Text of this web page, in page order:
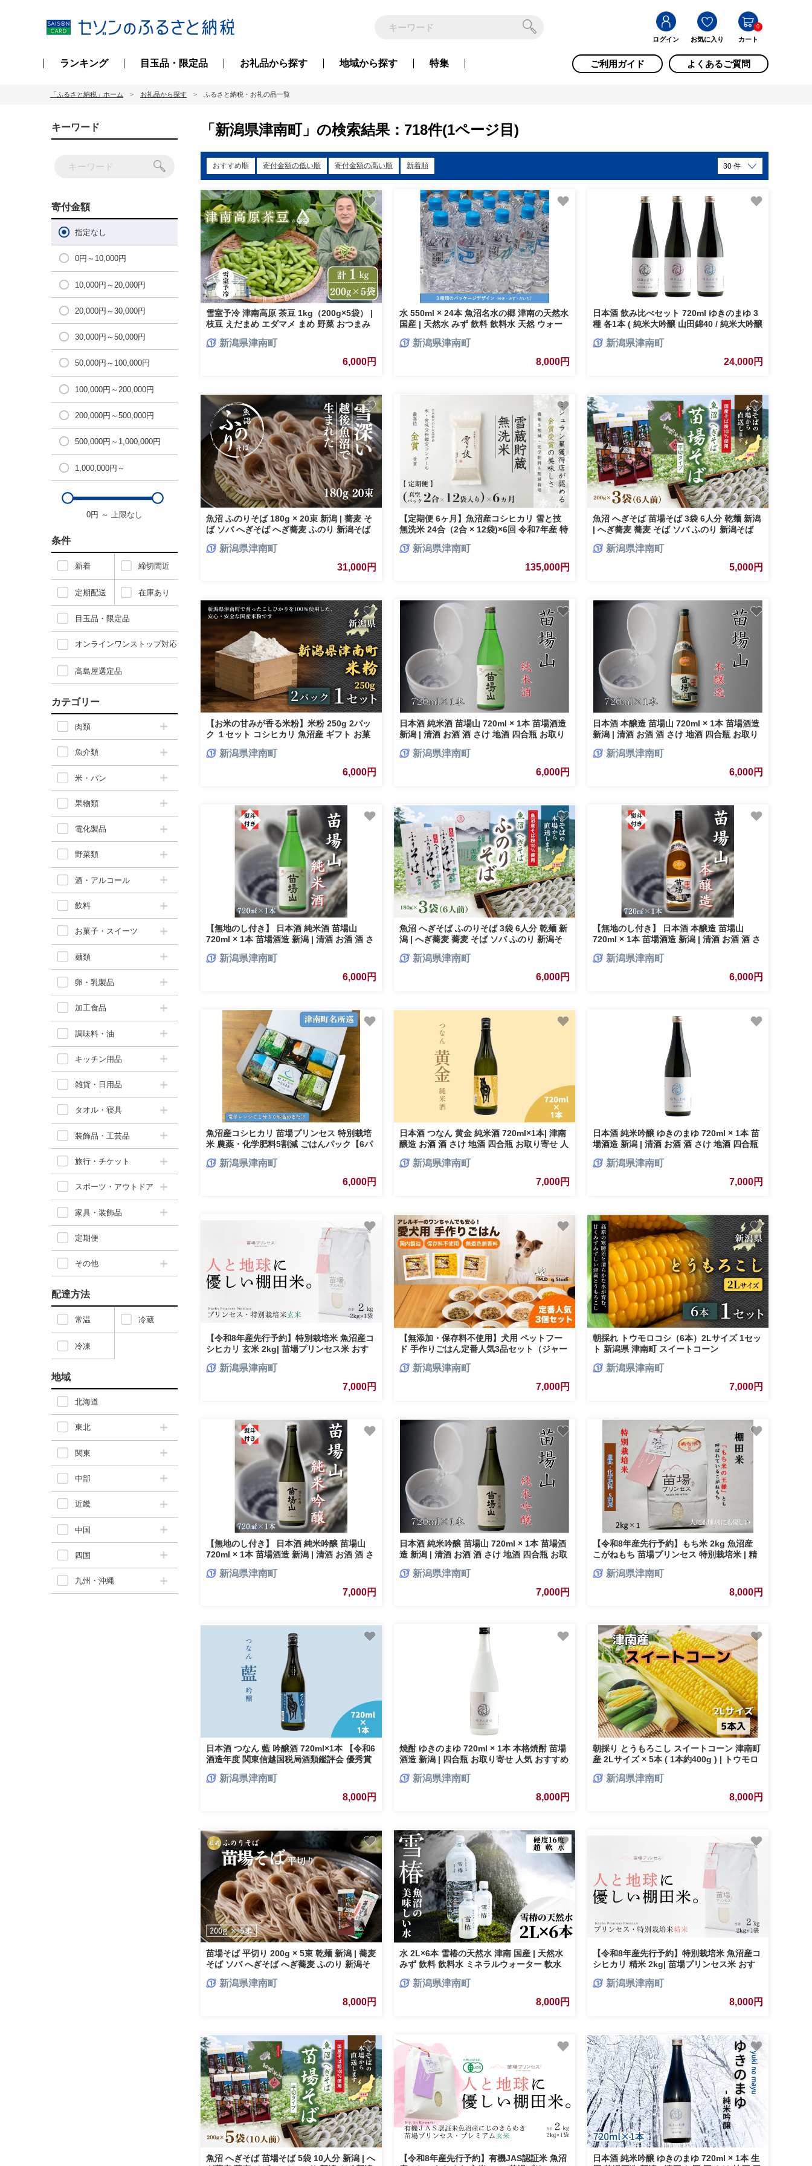
ログイン お気に入り カート
0
ランキング 目玉品・限定品 お礼品から探す 地域から探す 特集 ご利用ガイド よくあるご質問
「ふるさと納税」ホーム お礼品から探す ふるさと納税・お礼の品一覧
キーワード
寄付金額
指定なし
0円～10,000円
10,000円～20,000円
20,000円～30,000円
30,000円～50,000円
50,000円～100,000円
100,000円～200,000円
200,000円～500,000円
500,000円～1,000,000円
1,000,000円～
0円 ～ 上限なし
条件
新着 締切間近
定期配送 在庫あり
目玉品・限定品
オンラインワンストップ対応
髙島屋選定品
カテゴリー
肉類
魚介類
米・パン
果物類
電化製品
野菜類
酒・アルコール
飲料
お菓子・スイーツ
麺類
卵・乳製品
加工食品
調味料・油
キッチン用品
雑貨・日用品
タオル・寝具
装飾品・工芸品
旅行・チケット
スポーツ・アウトドア
家具・装飾品
定期便
その他
配達方法
常温 冷蔵
冷凍
地域
北海道
東北
関東
中部
近畿
中国
四国
九州・沖縄
「新潟県津南町」の検索結果：718件(1ページ目)
おすすめ順 寄付金額の低い順 寄付金額の高い順 新着順
雪室予冷 津南高原 茶豆 1kg（200g×5袋） |
枝豆 えだまめ エダマメ まめ 野菜 おつまみ
産地直送 津南町 有限会社大地
新潟県津南町
6,000円
水 550ml × 24本 魚沼名水の郷 津南の天然水
国産 | 天然水 みず 飲料 飲料水 天然 ウォー
ウトドア キャンプ 新潟県 津南町
新潟県津南町
8,000円
日本酒 飲み比べセット 720ml ゆきのまゆ 3
種 各1本 ( 純米大吟醸 山田錦40 / 純米大吟醸
合瓶 新潟県 津南町
新潟県津南町
24,000円
魚沼 ふのりそば 180g × 20束 新潟 | 蕎麦 そ
ば ソバ へぎそば へぎ蕎麦 ふのり 新潟そば
贈り物 おすすめ 父の日 新潟県 津南町
新潟県津南町
31,000円
【定期便 6ヶ月】魚沼産コシヒカリ 雪と技
無洗米 24合（2合 × 12袋)×6回 令和7年産 特
分け 米 お米 新潟 魚沼 魚沼産こしひかり コ
メ おこめ 白米 精米 定期 新潟県 津南町 藤ノ
新潟県津南町
135,000円
魚沼 へぎそば 苗場そば 3袋 6人分 乾麺 新潟
| へぎ蕎麦 蕎麦 そば ソバ ふのり 新潟そば
贈り物 おすすめ 父の日 新潟県 津南町
新潟県津南町
5,000円
【お米の甘みが香る米粉】米粉 250g 2パッ
ク １セット コシヒカリ 魚沼産 ギフト お菓
新潟県津南町
6,000円
日本酒 純米酒 苗場山 720ml × 1本 苗場酒造
新潟 | 清酒 お酒 酒 さけ 地酒 四合瓶 お取り
レゼント ギフト 父の日 新潟県 津南町
新潟県津南町
6,000円
日本酒 本醸造 苗場山 720ml × 1本 苗場酒造
新潟 | 清酒 お酒 酒 さけ 地酒 四合瓶 お取り
レゼント ギフト 父の日 新潟県 津南町
新潟県津南町
6,000円
【無地のし付き】 日本酒 純米酒 苗場山
720ml × 1本 苗場酒造 新潟 | 清酒 お酒 酒 さ
レゼント ギフト 父の日 新潟県 津南町
新潟県津南町
6,000円
魚沼 へぎそば ふのりそば 3袋 6人分 乾麺 新
潟 | へぎ蕎麦 蕎麦 そば ソバ ふのり 新潟そ
贈答 贈り物 おすすめ 父の日 新潟県 津南町
新潟県津南町
6,000円
【無地のし付き】 日本酒 本醸造 苗場山
720ml × 1本 苗場酒造 新潟 | 清酒 お酒 酒 さ
レゼント ギフト 父の日 新潟県 津南町
新潟県津南町
6,000円
魚沼産コシヒカリ 苗場プリンセス 特別栽培
米 農薬・化学肥料5割減 ごはんパック【6パ
新潟県津南町
6,000円
日本酒 つなん 黄金 純米酒 720ml×1本| 津南
醸造 お酒 酒 さけ 地酒 四合瓶 お取り寄せ 人
父の日 新潟県 津南町
新潟県津南町
7,000円
日本酒 純米吟醸 ゆきのまゆ 720ml × 1本 苗
場酒造 新潟 | 清酒 お酒 酒 さけ 地酒 四合瓶
ゼント ギフト 父の日 新潟県 津南町
新潟県津南町
7,000円
【令和8年産先行予約】特別栽培米 魚沼産コ
シヒカリ 玄米 2kg| 苗場プリンセス米 おす
新潟県津南町
7,000円
【無添加・保存料不使用】犬用 ペットフー
ド 手作りごはん定番人気3品セット（ジャー
ラダ／豚肉と人参のクリームシチュー）| 無
添加 国産食材使用 愛犬用 ペット ドッグフー
ド 食べ比べ 詰め合わせ 新潟県 津南町
新潟県津南町
7,000円
朝採れ トウモロコシ（6本）2Lサイズ 1セッ
ト 新潟県 津南町 スイートコーン
新潟県津南町
7,000円
【無地のし付き】 日本酒 純米吟醸 苗場山
720ml × 1本 苗場酒造 新潟 | 清酒 お酒 酒 さ
レゼント ギフト 父の日 新潟県 津南町
新潟県津南町
7,000円
日本酒 純米吟醸 苗場山 720ml × 1本 苗場酒
造 新潟 | 清酒 お酒 酒 さけ 地酒 四合瓶 お取
プレゼント ギフト 父の日 新潟県 津南町
新潟県津南町
7,000円
【令和8年産先行予約】もち米 2kg 魚沼産
こがねもち 苗場プリンセス 特別栽培米 | 精
減 ブランド米 おすすめ 人気 ギフト プレゼ
新潟県津南町
8,000円
日本酒 つなん 藍 吟醸酒 720ml×1本 【令和6
酒造年度 関東信越国税局酒類鑑評会 優秀賞
お取り寄せ 人気 おすすめ 贈り物 贈答 プレ
新潟県津南町
8,000円
焼酎 ゆきのまゆ 720ml × 1本 本格焼酎 苗場
酒造 新潟 | 四合瓶 お取り寄せ 人気 おすすめ
県 津南町
新潟県津南町
8,000円
朝採り とうもろこし スイートコーン 津南町
産 2Lサイズ × 5本 ( 1本約400g ) | トウモロ
め 新潟県 津南町
新潟県津南町
8,000円
苗場そば 平切り 200g × 5束 乾麺 新潟 | 蕎麦
そば ソバ へぎそば へぎ蕎麦 ふのり 新潟そ
贈答 贈り物 おすすめ 父の日 新潟県 津南町
新潟県津南町
8,000円
水 2L×6本 雪椿の天然水 津南 国産 | 天然水
みず 飲料 飲料水 ミネラルウォーター 軟水
キャンプ プレゼント ギフト 新潟県 津南町
新潟県津南町
8,000円
【令和8年産先行予約】特別栽培米 魚沼産コ
シヒカリ 精米 2kg| 苗場プリンセス米 おす
新潟県津南町
8,000円
魚沼 へぎそば 苗場そば 5袋 10人分 新潟 | へ
【令和8年産先行予約】有機JAS認証米 魚沼
日本酒 純米吟醸 ゆきのまゆ 720ml × 1本 生